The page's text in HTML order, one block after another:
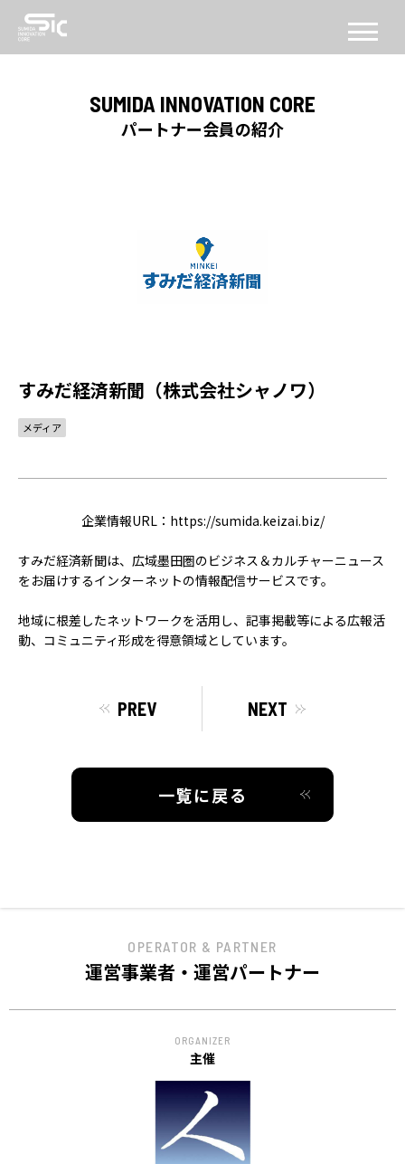
CONCEPT
コンセプト
FACILITY
施設
アクセラレーション
会員
パートナー
メンター
イベント
REPORT
プロジェクト・
活動紹介
ACCESS
SUMIDA INNOVATION CORE
パートナー会員の紹介
すみだ経済新聞（株式会社シャノワ）
メディア
企業情報URL： https://sumida.keizai.biz/
すみだ経済新聞は、広域墨田圏のビジネス＆カルチャーニュース
をお届けするインターネットの情報配信サービスです。
地域に根差したネットワークを活用し、記事掲載等による広報活
動、コミュニティ形成を得意領域としています。
PREV NEXT
一覧に戻る
OPERATOR & PARTNER
運営事業者・運営パートナー
ORGANIZER
主催